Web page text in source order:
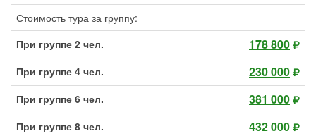
Стоимость тура за группу:
При группе 2 чел.
178 800
При группе 4 чел. 230 000
При группе 6 чел. 381 000
При группе 8 чел. 432 000